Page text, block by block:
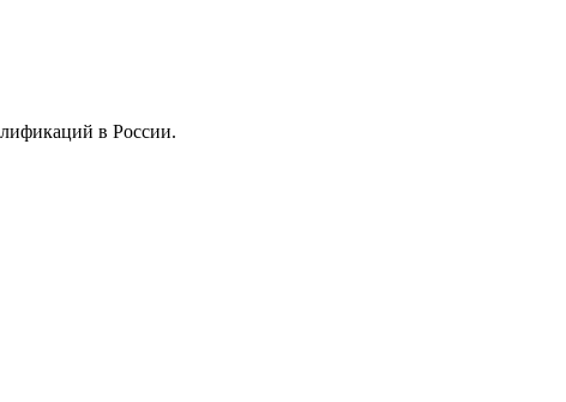
в России.